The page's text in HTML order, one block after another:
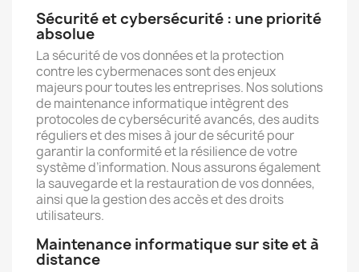
Sécurité et cybersécurité : une priorité
absolue
La sécurité de vos données et la protection
contre les cybermenaces sont des enjeux
majeurs pour toutes les entreprises. Nos solutions
de maintenance informatique intègrent des
protocoles de cybersécurité avancés, des audits
réguliers et des mises à jour de sécurité pour
garantir la conformité et la résilience de votre
système d’information. Nous assurons également
la sauvegarde et la restauration de vos données,
ainsi que la gestion des accès et des droits
utilisateurs.
Maintenance informatique sur site et à
distance